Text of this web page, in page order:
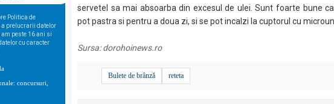
Politica de
a prelucrarii datelor
peste 16 ani si
cu caracter
concursuri,
servetel sa mai absoarba din excesul de ulei. Sunt foarte bune
pot pastra si pentru a doua zi, si se pot incalzi la cuptorul cu
Sursa:dorohoinews.ro
Bulete de brânză reteta